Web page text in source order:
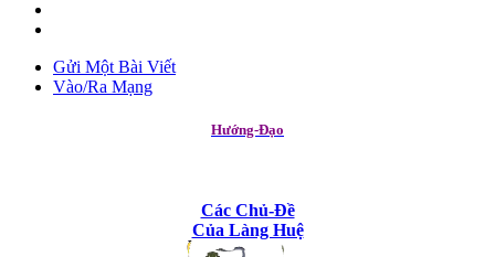
Gửi Một Bài Viết
Vào/Ra Mạng
Hướng-Đạo
Các Chủ-Đề
Của Làng Huệ